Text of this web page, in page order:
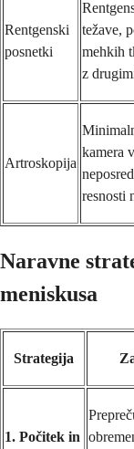
Rentgenski
posnetki
težave,
mehkih
z
Artroskopija
kamera
resnosti
Naravne
meniskusa
Strategija
1. Počitek in